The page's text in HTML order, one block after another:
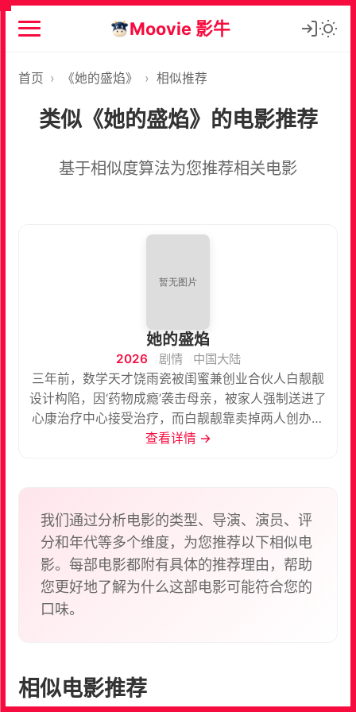
Moovie 影牛
首页 › 《她的盛焰》 › 相似推荐
类似《她的盛焰》的电影推荐
基于相似度算法为您推荐相关电影
她的盛焰
2026 剧情
中国大陆
三年前，数学天才饶雨瓷被闺蜜兼创业合伙人白靓靓
设计构陷，因‘药物成瘾’袭击母亲，被家人强制送进了
心康治疗中心接受治疗，而白靓靓靠卖掉两人创办的
公司，成为历森集团的高管。亲情、友情、爱情、事
在阳光之下无所遁形……
查看详情 →
我们通过分析电影的类型、导演、演员、评
分和年代等多个维度，为您推荐以下相似电
影。每部电影都附有具体的推荐理由，帮助
您更好地了解为什么这部电影可能符合您的
口味。
相似电影推荐